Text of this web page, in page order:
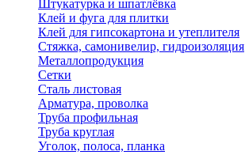
Штукатурка и шпатлёвка
Клей и фуга для плитки
Клей для гипсокартона и утеплителя
Стяжка, самонивелир, гидроизоляция
Металлопродукция
Сетки
Сталь листовая
Арматура, проволка
Труба профильная
Труба круглая
Уголок, полоса, планка